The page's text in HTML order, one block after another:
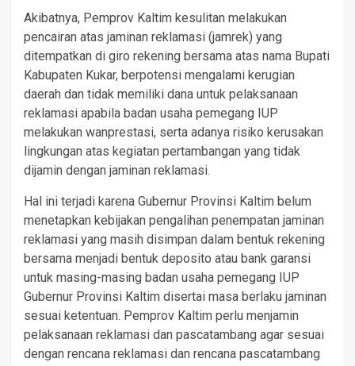
Akibatnya, Pemprov Kaltim kesulitan melakukan
pencairan atas jaminan reklamasi (jamrek) yang
ditempatkan di giro rekening bersama atas nama Bupati
Kabupaten Kukar, berpotensi mengalami kerugian
daerah dan tidak memiliki dana untuk pelaksanaan
reklamasi apabila badan usaha pemegang IUP
melakukan wanprestasi, serta adanya risiko kerusakan
lingkungan atas kegiatan pertambangan yang tidak
dijamin dengan jaminan reklamasi.
Hal ini terjadi karena Gubernur Provinsi Kaltim belum
menetapkan kebijakan pengalihan penempatan jaminan
reklamasi yang masih disimpan dalam bentuk rekening
bersama menjadi bentuk deposito atau bank garansi
untuk masing-masing badan usaha pemegang IUP
Gubernur Provinsi Kaltim disertai masa berlaku jaminan
sesuai ketentuan. Pemprov Kaltim perlu menjamin
pelaksanaan reklamasi dan pascatambang agar sesuai
dengan rencana reklamasi dan rencana pascatambang